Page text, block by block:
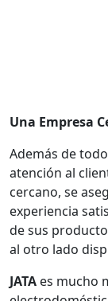
Una Empresa
Además de
atención al
cercano, se
experiencia
de sus
al otro lado
JATA es mucho